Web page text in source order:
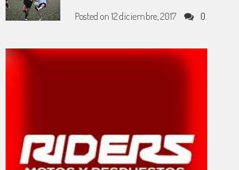
Posted on 12 diciembre, 2017 0